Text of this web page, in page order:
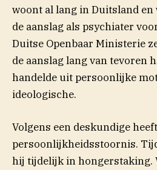
woont al lang in Duitsland
de aanslag als psychiater
Duitse Openbaar Ministerie
de aanslag lang van tevoren
handelde uit persoonlijke
ideologische.
Volgens een deskundige
persoonlijkheidsstoornis.
hij tijdelijk in hongerstaking.